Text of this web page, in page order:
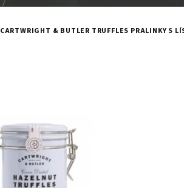
CARTWRIGHT & BUTLER TRUFFLES PRALINKY S